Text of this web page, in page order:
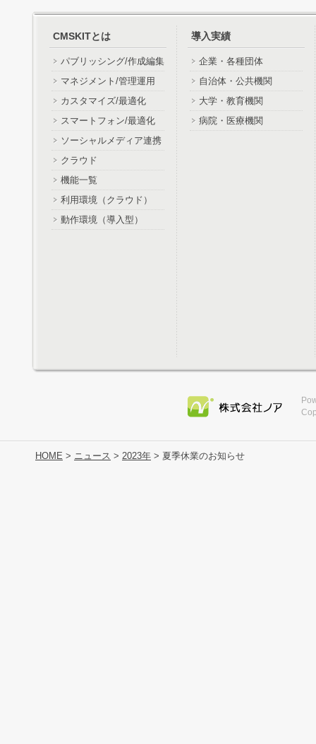
CMSKITとは
パブリッシング/作成編集
マネジメント/管理運用
カスタマイズ/最適化
スマートフォン/最適化
ソーシャルメディア連携
クラウド
機能一覧
利用環境（クラウド）
動作環境（導入型）
導入実績
企業・各種団体
自治体・公共機関
大学・教育機関
病院・医療機関
HOME > ニュース > 2023年 > 夏季休業のお知らせ